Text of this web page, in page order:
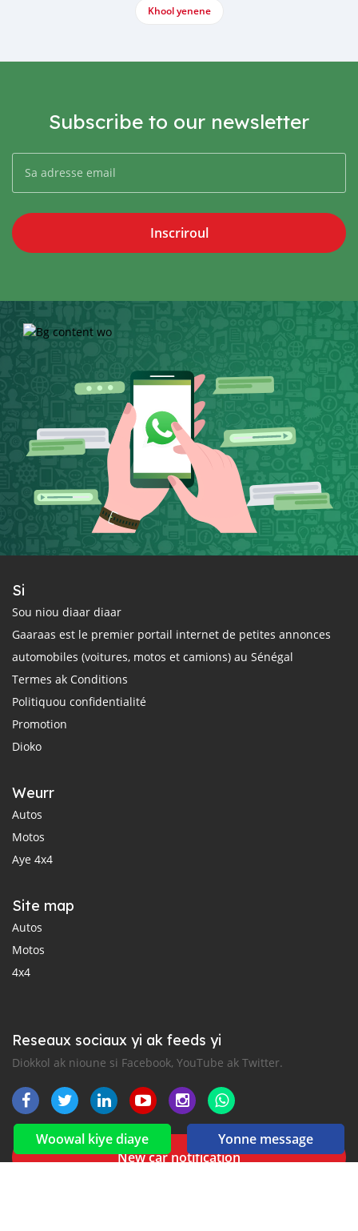
Woowal kiye diaye Yonne message
Khool yenene
Subscribe to our newsletter
Inscriroul
Si
Sou niou diaar diaar
Gaaraas est le premier portail internet de petites annonces
automobiles (voitures, motos et camions) au Sénégal
Termes ak Conditions
Politiquou confidentialité
Promotion
Dioko
Weurr
Autos
Motos
Aye 4x4
Site map
Autos
Motos
4x4
Reseaux sociaux yi ak feeds yi
Diokkol ak nioune si Facebook, YouTube ak Twitter.
New car notification